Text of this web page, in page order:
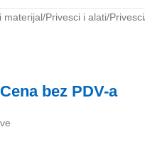
materijal Privesci i alati Privesci
Cena bez PDV-a